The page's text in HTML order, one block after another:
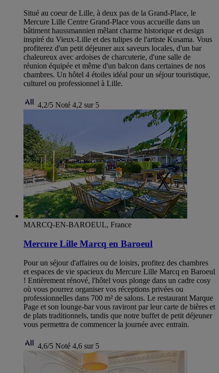
Situé au coeur de Lille, à deux pas de la Grand-Place, le
Mercure Lille Centre Grand-Place vous accueille dans un
bâtiment haussmannien mêlant charme historique et design
inspiré du Vieux-Lille et des tulipes de l'artiste Kusama. Vous
profiterez d'un petit déjeuner aux saveurs locales, d'un bar
chaleureux avec ardoises de charcuterie, d'une salle de
réunion équipée et même d'un balcon dans certaines de nos
chambres. Un hôtel 4 étoiles idéal pour un séjour touristique,
culturel ou professionnel à Lille.
4,2/5 Noté 4,2 sur 5
MARCQ-EN-BAROEUL, France
Mercure Lille Marcq en Baroeul
Pour un séjour d'affaires ou de loisirs, profitez des chambres
et espaces de vie spacieux du Mercure Lille Marcq en Baroeul
! Entièrement rénové, l'hôtel vous plonge dans un cadre cosy
où vous pourrez organiser vos réceptions privées ou
professionnelles dans 700 m² de salons. Le restaurant Marque
Page et son lounge-bar vous raviront par leur carte de bières et
de plats traditionnels, tandis que notre buffet de petit déjeuner
vous permettra de commencer la journée avec entrain.
4,6/5 Noté 4,6 sur 5